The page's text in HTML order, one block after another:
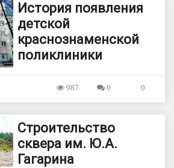
История появления
детской
краснознаменской
поликлиники
0
0
987
Строительство
сквера им. Ю.А.
Гагарина